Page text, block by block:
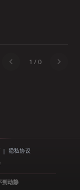
1 /0
|
隐私协议
到动静